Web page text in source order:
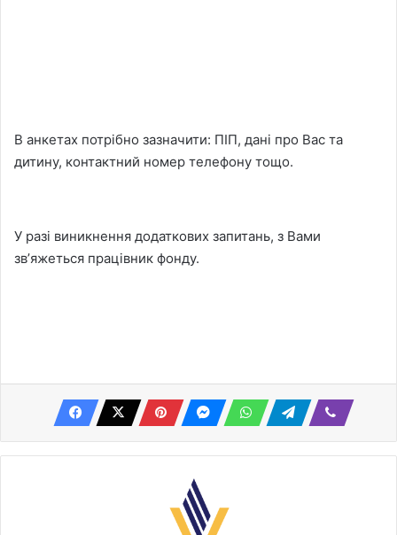
В анкетах потрібно зазначити: ПІП, дані про Вас та
дитину, контактний номер телефону тощо.
У разі виникнення додаткових запитань, з Вами
звʼяжеться працівник фонду.